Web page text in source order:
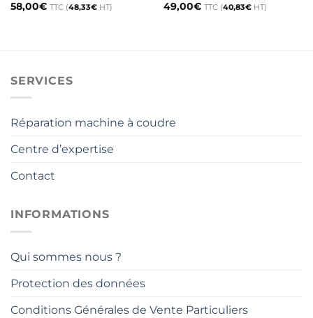
58,00€ TTC (48,33€HT)
49,00€ TTC (40,83€HT)
SERVICES
Réparation machine à coudre
Centre d’expertise
Contact
INFORMATIONS
Qui sommes nous ?
Protection des données
Conditions Générales de Vente Particuliers